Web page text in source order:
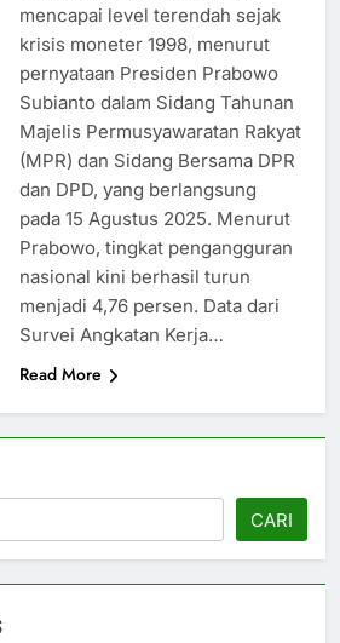
mencapai level terendah sejak
krisis moneter 1998, menurut
pernyataan Presiden Prabowo
Subianto dalam Sidang Tahunan
Majelis Permusyawaratan Rakyat
(MPR) dan Sidang Bersama DPR
dan DPD, yang berlangsung
pada 15 Agustus 2025. Menurut
Prabowo, tingkat pengangguran
nasional kini berhasil turun
menjadi 4,76 persen. Data dari
Survei Angkatan Kerja…
Read More
CARI